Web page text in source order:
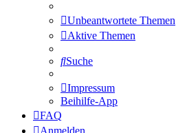
Unbeantwortete Themen
Aktive Themen
Suche
Impressum
Beihilfe-App
FAQ